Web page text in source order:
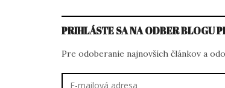
PRIHLÁSTE SA NA ODBER BLOGU
Pre odoberanie najnovších článkov a